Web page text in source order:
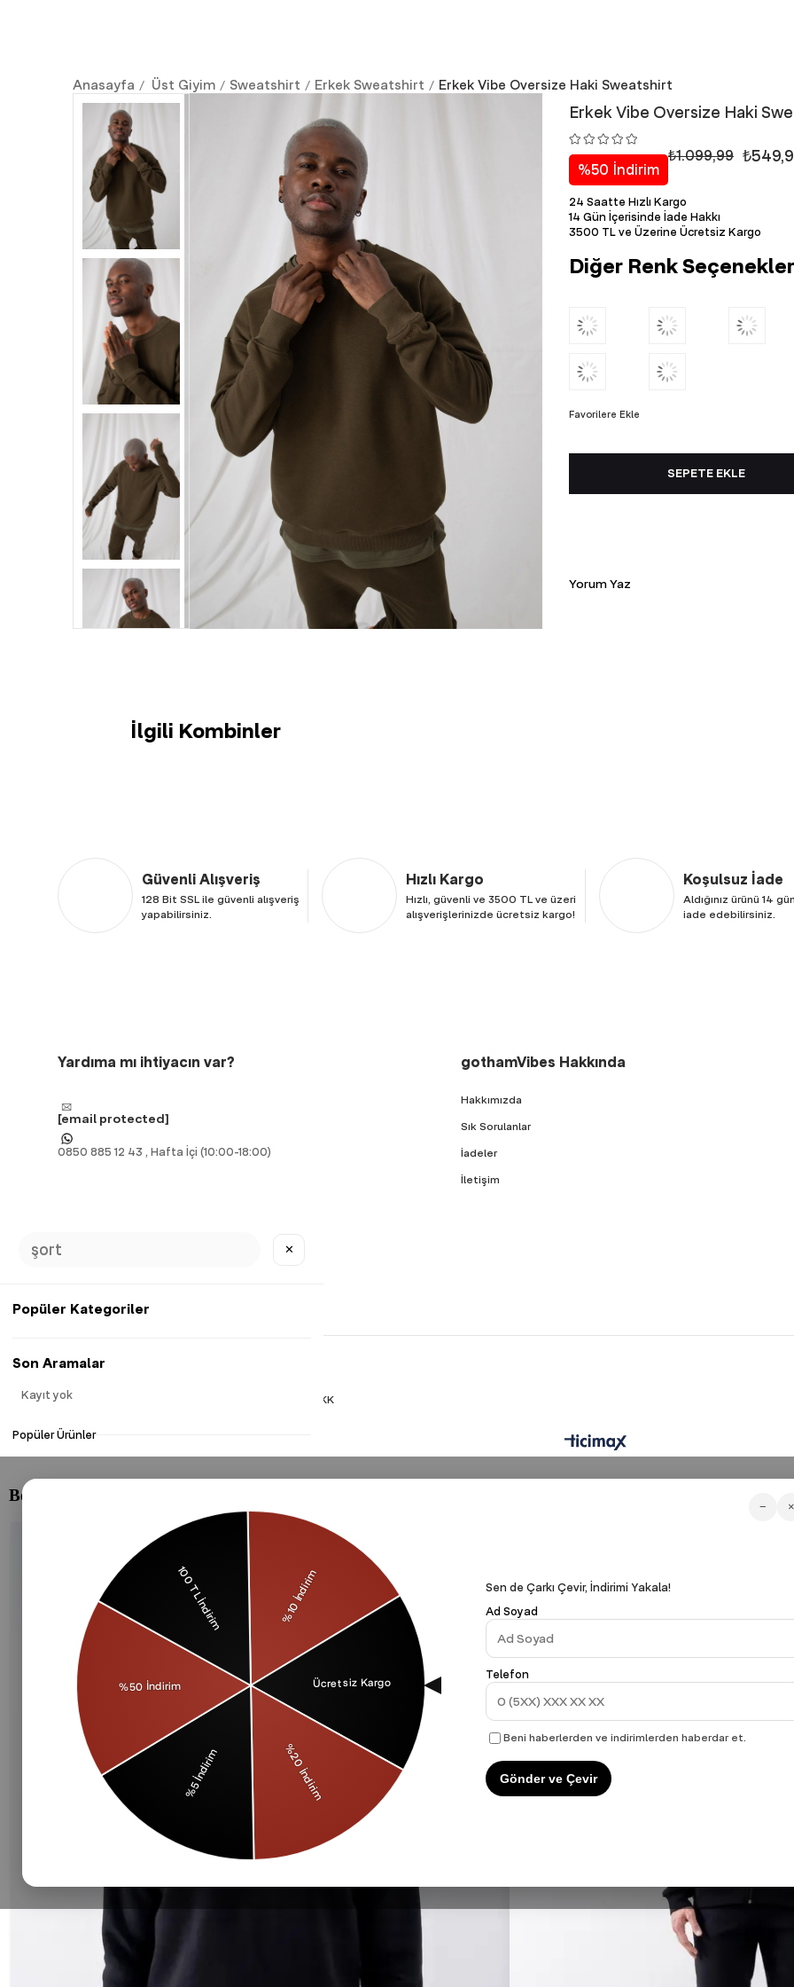
Anasayfa Üst Giyim Sweatshirt Erkek Sweatshirt Erkek Vibe Oversize Haki Sweatshirt
Erkek Vibe Oversize Haki
%50 İndirim
₺1.099,99
24 Saatte Hızlı Kargo
14 Gün İçerisinde İade Hakkı
3500 TL ve Üzerine Ücretsiz Kargo
Diğer Renk
Favorilere Ekle
Yorum Yaz
İlgili Kombinler
Güvenli Alışveriş
128 Bit SSL ile güvenli alışveriş
yapabilirsiniz.
Hızlı Kargo
Hızlı, güvenli ve 3500 TL ve üzeri
alışverişlerinizde ücretsiz kargo!
Koşulsuz İade
Aldığınız ürünü 14
iade edebilirsiniz.
Yardıma mı ihtiyacın var?
[email protected]
0850 885 12 43 , Hafta İçi (10:00-18:00)
gothamVibes Hakkında
Hakkımızda
Sık Sorulanlar
İadeler
İletişim
Gizlilik Politikası KVKK
− ×
Sen de Çarkı Çevir, İndirimi Yakala!
Ad Soyad
Telefon
Beni haberlerden ve indirimlerden haberdar et.
Gönder ve Çevir
✕
Popüler Kategoriler
Son Aramalar
Kayıt yok
Popüler Ürünler